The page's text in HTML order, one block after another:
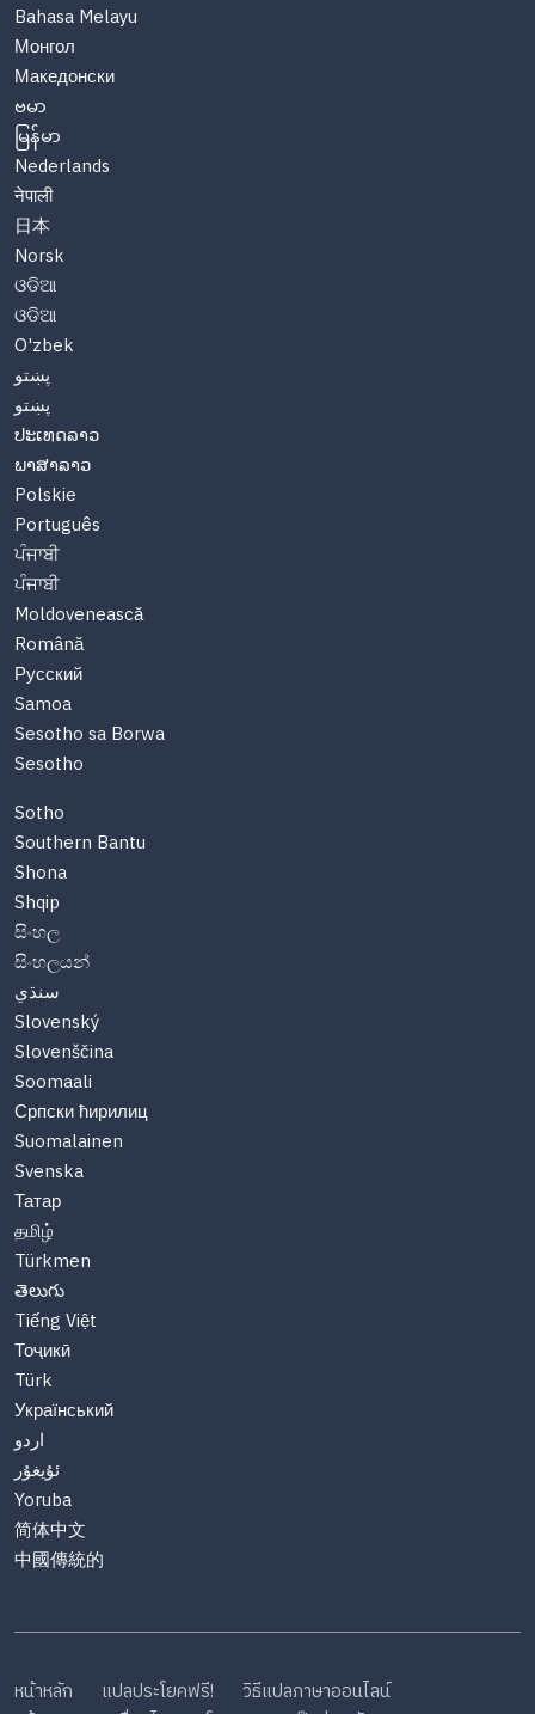
Bahasa Melayu
Монгол
Македонски
ဗမာ
မြန်မာ
Nederlands
नेपाली
日本
Norsk
ଓଡିଆ
ଓଡିଆ
O'zbek
پښتو
پښتو
ປະເທດລາວ
ພາສາລາວ
Polskie
Português
ਪੰਜਾਬੀ
ਪੰਜਾਬੀ
Moldovenească
Română
Русский
Samoa
Sesotho sa Borwa
Sesotho
Sotho
Southern Bantu
Shona
Shqip
සිංහල
සිංහලයන්
سنڌي
Slovenský
Slovenščina
Soomaali
Српски ћирилиц
Suomalainen
Svenska
Татар
தமிழ்
Türkmen
తెలుగు
Tiếng Việt
Тоҷикӣ
Türk
Український
اردو
ئۇيغۇر
Yoruba
简体中文
中國傳統的
หน้าหลัก แปลประโยคฟรี!
วิธีแปลภาษาออนไลน์